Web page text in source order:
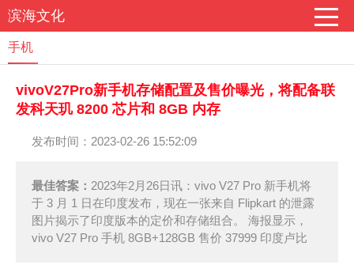
滨海文化
手机
vivoV27Pro新手机存储配置及售价曝光，将配备联
发科天玑 8200 芯片和 8GB 内存
发布时间：2023-02-26 15:52:09
最佳答案： 2023年2月26日讯：vivo V27 Pro 新手机将
于 3 月 1 日在印度发布，现在一张来自 Flipkart 的泄露
图片揭示了印度版本的定价和存储组合。 海报显示，
vivo V27 Pro 手机 8GB+128GB 售价 37999 印度卢比